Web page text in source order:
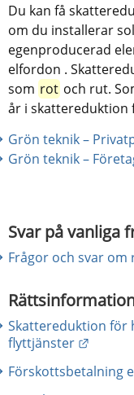
Du kan få
om du installerar
egenproducerad
elfordon .
som rot och rut.
år i skattereduktion
Grön teknik –
Grön teknik –
Svar på vanliga
Frågor och svar
Skattereduktion för
flyttjänster
Förskottsbetalning